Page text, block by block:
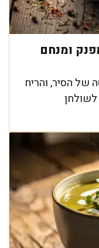
ומנחם
של הסיר, והריח